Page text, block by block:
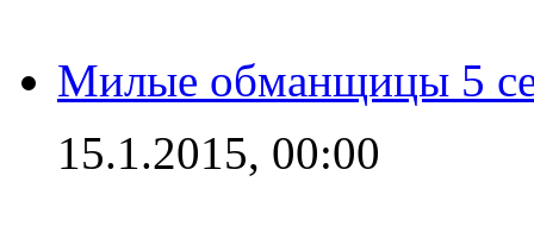
Милые обманщицы 5
15.1.2015, 00:00